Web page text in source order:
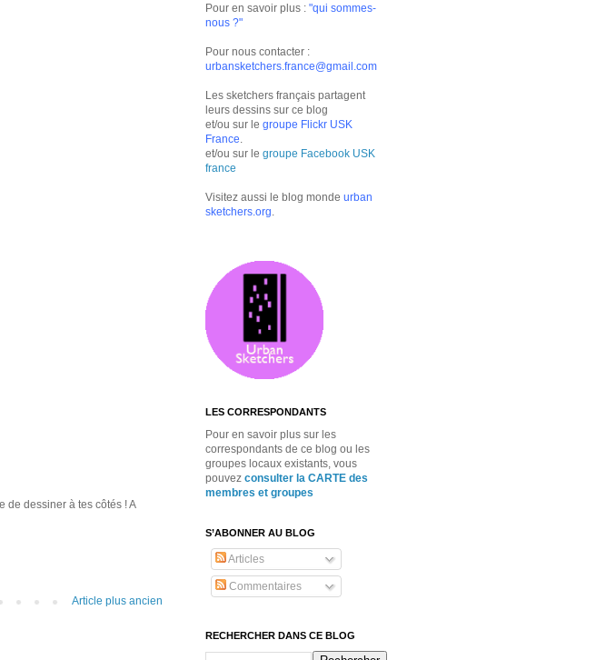
de dessiner à tes côtés ! A
Article plus ancien
Pour en savoir plus : "qui sommes-
nous ?"
Pour nous contacter :
urbansketchers.france@gmail.com
Les sketchers français partagent
leurs dessins sur ce blog
et/ou sur le groupe Flickr USK
France
et/ou sur le groupe Facebook USK
france
Visitez aussi le blog monde urban
sketchers.org
LES CORRESPONDANTS
Pour en savoir plus sur les
correspondants de ce blog ou les
groupes locaux existants, vous
pouvez consulter la CARTE des
membres et groupes
S’ABONNER AU BLOG
Articles
Commentaires
RECHERCHER DANS CE BLOG